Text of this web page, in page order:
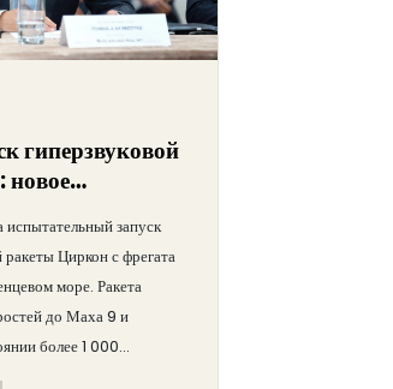
гиперзвуковой
запуск
Циркон с фрегата
море. Ракета
до Маха 9 и
более 1 000
обороны